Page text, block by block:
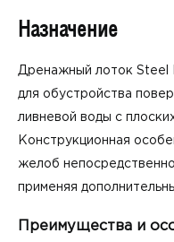
Назначение
Дренажный лоток Steel
для обустройства
ливневой воды с
Конструкционная
желоб
применяя
Преимущества и